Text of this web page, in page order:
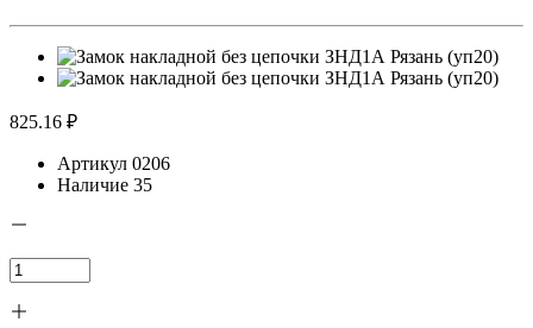
825.16 ₽
Артикул 0206
Наличие 35